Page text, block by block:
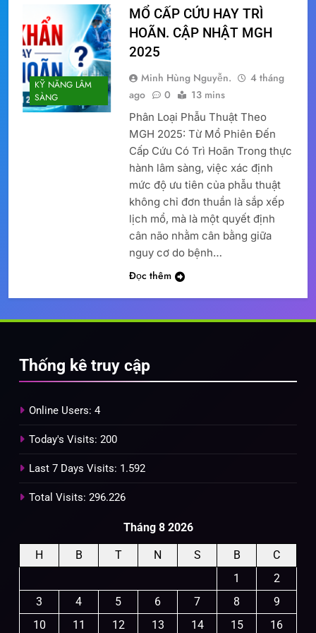
KỸ NĂNG LÂM
SÀNG
MỔ CẤP CỨU HAY TRÌ
HOÃN. CẬP NHẬT MGH
2025
Minh Hùng Nguyễn.
4 tháng
ago
0 13 mins
Phân Loại Phẫu Thuật Theo
MGH 2025: Từ Mổ Phiên Đến
Cấp Cứu Có Trì Hoãn Trong thực
hành lâm sàng, việc xác định
mức độ ưu tiên của phẫu thuật
không chỉ đơn thuần là sắp xếp
lịch mổ, mà là một quyết định
cân não nhằm cân bằng giữa
nguy cơ do bệnh…
Đọc thêm
Thống kê truy cập
Online Users: 4
Today's Visits: 200
Last 7 Days Visits: 1.592
Total Visits: 296.226
Tháng 8 2026
H B T N S B
C
1
2
3
4 5 6 7 8
9
10
11 12 13 14 15 16